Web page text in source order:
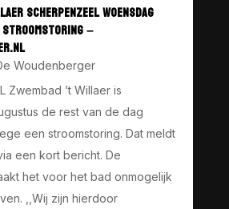
SCHERPENZEEL WOENSDAG
–
Woudenberger
Zwembad ’t Willaer is
de rest van de dag
een stroomstoring. Dat meldt
een kort bericht. De
het voor het bad onmogelijk
,,Wij zijn hierdoor